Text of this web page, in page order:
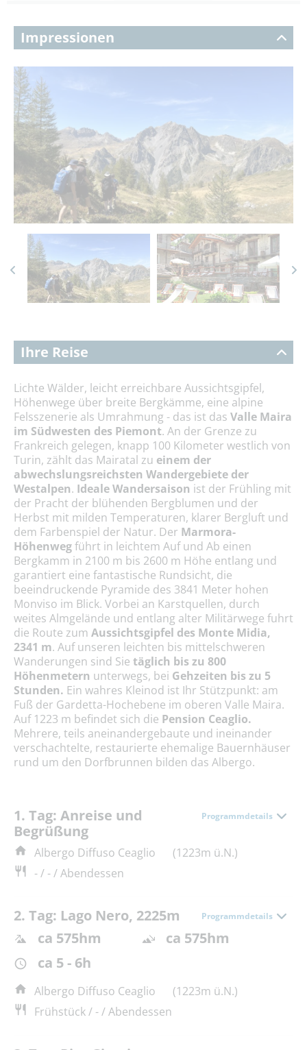
Impressionen
Ihre Reise
Lichte Wälder, leicht erreichbare Aussichtsgipfel,
Höhenwege über breite Bergkämme, eine alpine
Felsszenerie als Umrahmung - das ist das Valle Maira
im Südwesten des Piemont. An der Grenze zu
Frankreich gelegen, knapp 100 Kilometer westlich von
Turin, zählt das Mairatal zu einem der
abwechslungsreichsten Wandergebiete der
Westalpen. Ideale Wandersaison ist der Frühling mit
der Pracht der blühenden Bergblumen und der
Herbst mit milden Temperaturen, klarer Bergluft und
dem Farbenspiel der Natur. Der Marmora-
Höhenwegführt in leichtem Auf und Ab einen
Bergkamm in 2100 m bis 2600 m Höhe entlang und
garantiert eine fantastische Rundsicht, die
beeindruckende Pyramide des 3841 Meter hohen
Monviso im Blick. Vorbei an Karstquellen, durch
weites Almgelände und entlang alter Militärwege fuhrt
die Route zum Aussichtsgipfel des Monte Midia,
2341 m. Auf unseren leichten bis mittelschweren
Wanderungen sind Sie täglich bis zu 800
Höhenmetern unterwegs, bei Gehzeiten bis zu 5
Stunden. Ein wahres Kleinod ist Ihr Stützpunkt: am
Fuß der Gardetta-Hochebene im oberen Valle Maira.
Auf 1223 m befindet sich die Pension Ceaglio.
Mehrere, teils aneinandergebaute und ineinander
verschachtelte, restaurierte ehemalige Bauernhäuser
rund um den Dorfbrunnen bilden das Albergo.
1. Tag: Anreise und
Begrüßung
Programmdetails
Albergo Diffuso Ceaglio
(1223m ü.N.)
- / - / Abendessen
2. Tag: Lago Nero, 2225m Programmdetails
ca 575hm
ca 575hm
ca 5 - 6h
Albergo Diffuso Ceaglio
(1223m ü.N.)
Frühstück / - / Abendessen